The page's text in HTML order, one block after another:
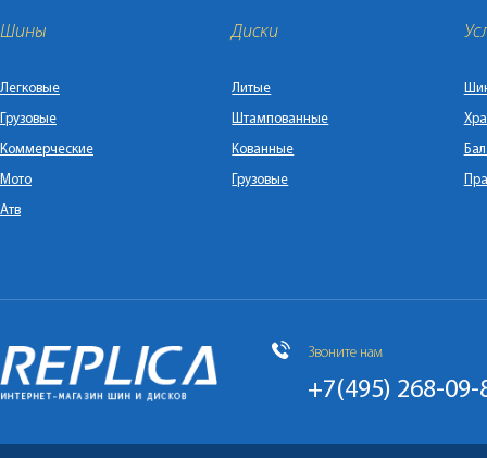
Шины
Легковые
Грузовые
Коммерческие
Мото
Атв
Диски
Литые
Штампованные
Кованные
Грузовые
Звоните нам
+7(495) 268-09-